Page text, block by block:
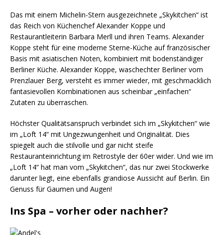
Das mit einem Michelin-Stern ausgezeichnete „Skykitchen“ ist
das Reich von Küchenchef Alexander Koppe und
Restaurantleiterin Barbara Merll und ihren Teams. Alexander
Koppe steht für eine moderne Sterne-Küche auf französischer
Basis mit asiatischen Noten, kombiniert mit bodenständiger
Berliner Küche. Alexander Koppe, waschechter Berliner vom
Prenzlauer Berg, versteht es immer wieder, mit geschmacklich
fantasievollen Kombinationen aus scheinbar „einfachen“
Zutaten zu überraschen.
Höchster Qualitätsanspruch verbindet sich im „Skykitchen“ wie
im „Loft 14“ mit Ungezwungenheit und Originalität. Dies
spiegelt auch die stilvolle und gar nicht steife
Restauranteinrichtung im Retrostyle der 60er wider. Und wie im
„Loft 14“ hat man vom „Skykitchen“, das nur zwei Stockwerke
darunter liegt, eine ebenfalls grandiose Aussicht auf Berlin. Ein
Genuss für Gaumen und Augen!
Ins Spa – vorher oder nachher?